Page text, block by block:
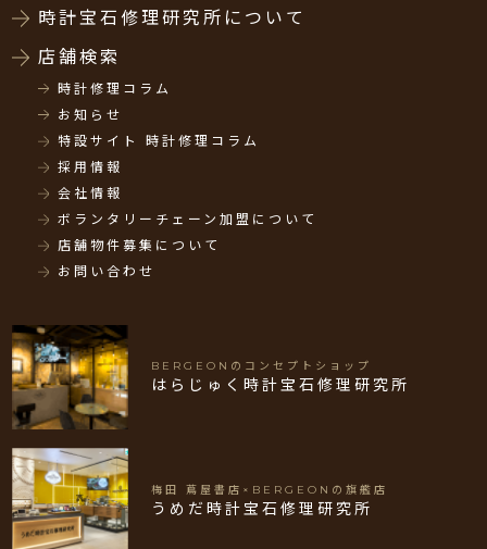
時計宝石修理研究所について
店舗検索
時計修理コラム
お知らせ
特設サイト 時計修理コラム
採用情報
会社情報
ボランタリーチェーン加盟について
店舗物件募集について
お問い合わせ
BERGEONのコンセプトショップ
はらじゅく時計宝石修理研究所
梅田 蔦屋書店×BERGEONの旗艦店
うめだ時計宝石修理研究所